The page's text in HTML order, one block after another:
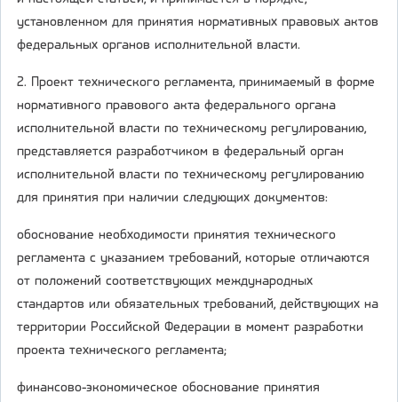
установленном для принятия нормативных правовых актов
федеральных органов исполнительной власти.
2. Проект технического регламента, принимаемый в форме
нормативного правового акта федерального органа
исполнительной власти по техническому регулированию,
представляется разработчиком в федеральный орган
исполнительной власти по техническому регулированию
для принятия при наличии следующих документов:
обоснование необходимости принятия технического
регламента с указанием требований, которые отличаются
от положений соответствующих международных
стандартов или обязательных требований, действующих на
территории Российской Федерации в момент разработки
проекта технического регламента;
финансово-экономическое обоснование принятия